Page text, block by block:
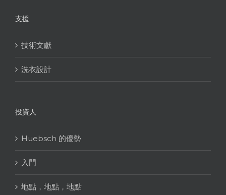
支援
技術文獻
洗衣設計
投資人
Huebsch 的優勢
入門
地點，地點，地點